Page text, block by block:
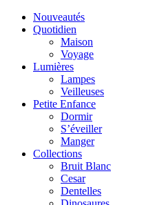
Nouveautés
Quotidien
Maison
Voyage
Lumières
Lampes
Veilleuses
Petite Enfance
Dormir
S’éveiller
Manger
Collections
Bruit Blanc
Cesar
Dentelles